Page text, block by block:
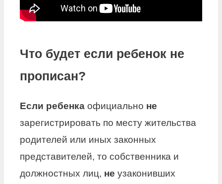
Что будет если ребенок не
прописан?
Если ребенка официально не
зарегистрировать по месту жительства
родителей или иных законных
представителей, то собственника и
должностных лиц, не узаконивших